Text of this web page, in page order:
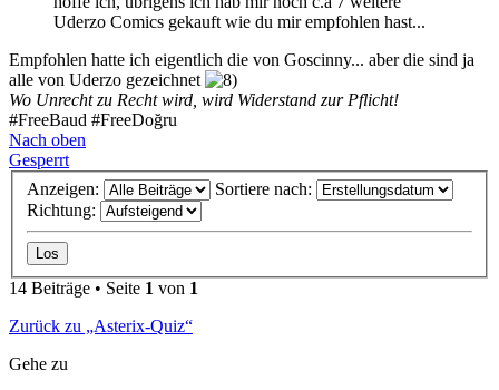
Uderzo Comics gekauft wie du mir empfohlen hast...
Empfohlen hatte ich eigentlich die von Goscinny... aber die sind ja
alle von Uderzo gezeichnet
Wo Unrecht zu Recht wird, wird Widerstand zur Pflicht!
#FreeBaud #FreeDoğru
Nach oben
Gesperrt
Anzeigen:
Sortiere nach:
Richtung:
14 Beiträge • Seite 1 von 1
Zurück zu „Asterix-Quiz“
Gehe zu